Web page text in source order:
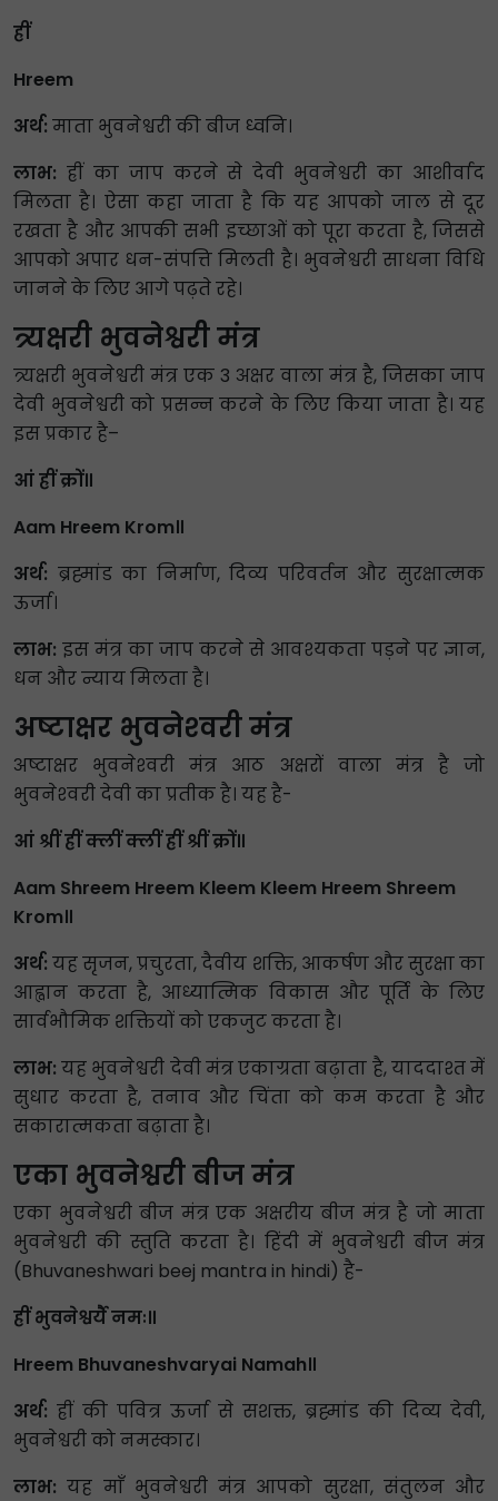
ह्रीं
Hreem
अर्थ: माता भुवनेश्वरी की बीज ध्वनि।
लाभ: ह्रीं का जाप करने से देवी भुवनेश्वरी का आशीर्वाद
मिलता है। ऐसा कहा जाता है कि यह आपको जाल से दूर
रखता है और आपकी सभी इच्छाओं को पूरा करता है, जिससे
आपको अपार धन-संपत्ति मिलती है। भुवनेश्वरी साधना विधि
जानने के लिए आगे पढ़ते रहे।
त्र्यक्षरी भुवनेश्वरी मंत्र
त्र्यक्षरी भुवनेश्वरी मंत्र एक 3 अक्षर वाला मंत्र है, जिसका जाप
देवी भुवनेश्वरी को प्रसन्न करने के लिए किया जाता है। यह
इस प्रकार है–
आं ह्रीं क्रों॥
Aam Hreem Krom॥
अर्थ: ब्रह्मांड का निर्माण, दिव्य परिवर्तन और सुरक्षात्मक
ऊर्जा।
लाभ: इस मंत्र का जाप करने से आवश्यकता पड़ने पर ज्ञान,
धन और न्याय मिलता है।
अष्टाक्षर भुवनेश्‍वरी मंत्र
अष्टाक्षर भुवनेश्‍वरी मंत्र आठ अक्षरों वाला मंत्र है जो
भुवनेश्‍वरी देवी का प्रतीक है। यह है-
आं श्रीं ह्रीं क्लीं क्लीं ह्रीं श्रीं क्रों॥
Aam Shreem Hreem Kleem Kleem Hreem Shreem
Krom॥
अर्थ: यह सृजन, प्रचुरता, दैवीय शक्ति, आकर्षण और सुरक्षा का
आह्वान करता है, आध्यात्मिक विकास और पूर्ति के लिए
सार्वभौमिक शक्तियों को एकजुट करता है।
लाभ: यह भुवनेश्वरी देवी मंत्र एकाग्रता बढ़ाता है, याददाश्त में
सुधार करता है, तनाव और चिंता को कम करता है और
सकारात्मकता बढ़ाता है।
एका भुवनेश्वरी बीज मंत्र
एका भुवनेश्वरी बीज मंत्र एक अक्षरीय बीज मंत्र है जो माता
भुवनेश्वरी की स्तुति करता है। हिंदी में भुवनेश्वरी बीज मंत्र
(Bhuvaneshwari beej mantra in hindi) है-
ह्रीं भुवनेश्वर्यै नमः॥
Hreem Bhuvaneshvaryai Namah॥
अर्थ: ह्रीं की पवित्र ऊर्जा से सशक्त, ब्रह्मांड की दिव्य देवी,
भुवनेश्वरी को नमस्कार।
लाभ: यह माँ भुवनेश्वरी मंत्र आपको सुरक्षा, संतुलन और